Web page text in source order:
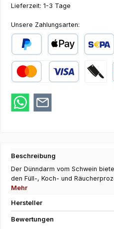
Lieferzeit: 1-3 Tage
Unsere Zahlungsarten:
PayPal Apple Pay
Beschreibung
Der Dünndarm vom Schwein
den Füll-, Koch- und
Mehr
Hersteller
Bewertungen